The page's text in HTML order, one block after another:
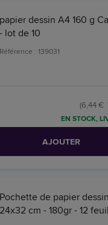
papier dessin A4 160 g
- lot de 10
Référence : 139031
(6,44 €
EN STOCK,
AJOUTER
Pochette de papier
24x32 cm - 180gr - 12